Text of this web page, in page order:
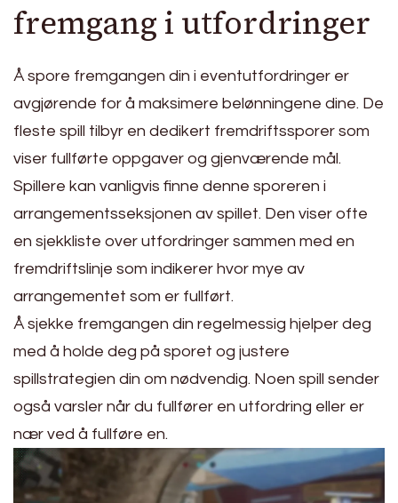
fremgang i utfordringer
Å spore fremgangen din i eventutfordringer er
avgjørende for å maksimere belønningene dine. De
fleste spill tilbyr en dedikert fremdriftssporer som
viser fullførte oppgaver og gjenværende mål.
Spillere kan vanligvis finne denne sporeren i
arrangementsseksjonen av spillet. Den viser ofte
en sjekkliste over utfordringer sammen med en
fremdriftslinje som indikerer hvor mye av
arrangementet som er fullført.
Å sjekke fremgangen din regelmessig hjelper deg
med å holde deg på sporet og justere
spillstrategien din om nødvendig. Noen spill sender
også varsler når du fullfører en utfordring eller er
nær ved å fullføre en.